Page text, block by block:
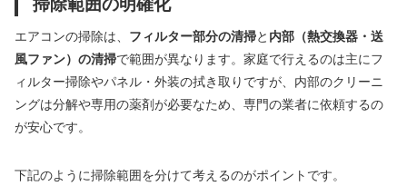
エアコンの掃除は、 フィルター部分の清掃と 内部（熱交換器・送
風ファン）の清掃で範囲が異なります。家庭で行えるのは主にフ
ィルター掃除やパネル・外装の拭き取りですが、内部のクリーニ
ングは分解や専用の薬剤が必要なため、専門の業者に依頼するの
が安心です。
下記のように掃除範囲を分けて考えるのがポイントです。